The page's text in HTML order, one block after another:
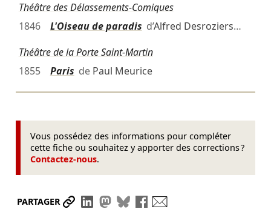
Théâtre des Délassements-Comiques
1846
L'Oiseau de paradis d’Alfred Desroziers…
Théâtre de la Porte Saint-Martin
1855
Paris de Paul Meurice
Vous possédez des informations pour compléter
cette fiche ou souhaitez y apporter des corrections ?
Contactez-nous.
PARTAGER Partager le lien
Partager sur LinkedIn
Partager sur Mastodon
Partager sur Bluesky
Partager sur Facebook